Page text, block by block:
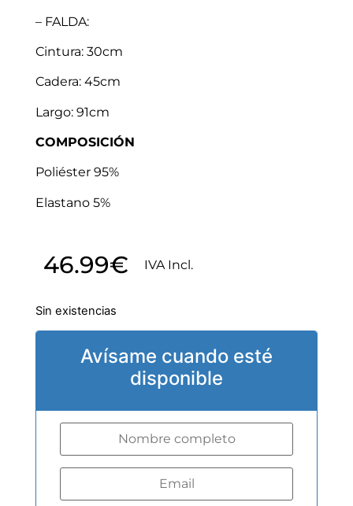
– FALDA:
Cintura: 30cm
Cadera: 45cm
Largo: 91cm
COMPOSICIÓN
Poliéster 95%
Elastano 5%
46.99€ IVA Incl.
Sin existencias
Avísame cuando esté
disponible